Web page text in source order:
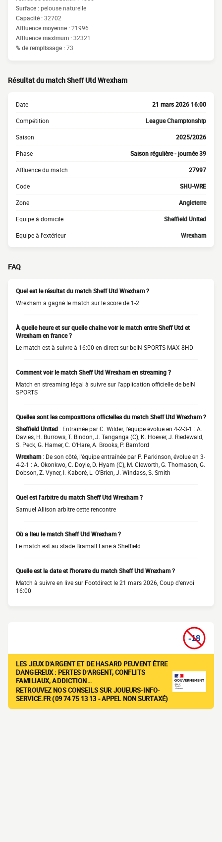
Surface :pelouse naturelle
Capacité :32702
Affluence moyenne :21996
Affluence maximum :32321
% de remplissage :73
Résultat du match Sheff Utd Wrexham
Date 21 mars 2026 16:00
Compétition League Championship
Saison 2025/2026
Phase Saison régulière - journée 39
Affluence du match 27997
Code SHU-WRE
Zone Angleterre
Equipe à domicile Sheffield United
Equipe à l'extérieur Wrexham
FAQ
Quel est le résultat du match Sheff Utd Wrexham ?
Wrexham a gagné le match sur le score de 1-2
À quelle heure et sur quelle chaîne voir le match entre Sheff Utd et
Wrexham en france ?
Le match est à suivre à 16:00 en direct sur beIN SPORTS MAX 8HD
Comment voir le match Sheff Utd Wrexham en streaming ?
Match en streaming légal à suivre sur l'application officielle de beIN
SPORTS
Quelles sont les compositions officielles du match Sheff Utd Wrexham ?
Sheffield United : Entraînée par C. Wilder, l'équipe évolue en 4-2-3-1 : A.
Davies, H. Burrows, T. Bindon, J. Tanganga (C), K. Hoever, J. Riedewald,
S. Peck, G. Hamer, C. O'Hare, A. Brooks, P. Bamford
Wrexham: De son côté, l'équipe entraînée par P. Parkinson, évolue en 3-
4-2-1 : A. Okonkwo, C. Doyle, D. Hyam (C), M. Cleworth, G. Thomason, G.
Dobson, Z. Vyner, I. Kaboré, L. O'Brien, J. Windass, S. Smith
Quel est l'arbitre du match Sheff Utd Wrexham ?
Samuel Allison arbitre cette rencontre
Où a lieu le match Sheff Utd Wrexham ?
Le match est au stade Bramall Lane à Sheffield
Quelle est la date et l'horaire du match Sheff Utd Wrexham ?
Match à suivre en live sur Footdirect le 21 mars 2026, Coup d'envoi
16:00
LES JEUX D'ARGENT ET DE HASARD PEUVENT ÊTRE
DANGEREUX : PERTES D'ARGENT, CONFLITS
FAMILIAUX, ADDICTION…
RETROUVEZ NOS CONSEILS SUR JOUEURS-INFO-
SERVICE.FR (09 74 75 13 13 - APPEL NON SURTAXÉ)